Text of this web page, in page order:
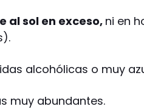
al sol en exceso,ni en
alcohólicas o muy
muy abundantes.